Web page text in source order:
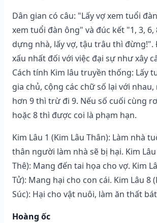
Dân gian có câu: "Lấy vợ xem tuổi
xem tuổi đàn ông" và đúc kết "1, 3, 6,
dựng nhà, lấy vợ, tậu trâu thì đừng!".
xấu nhất đối với việc đại sự như xây
Cách tính Kim lâu truyền thống: Lấy
gia chủ, cộng các chữ số lại với
hơn 9 thì trừ đi 9. Nếu số cuối cùng
hoặc 8 thì được coi là phạm hạn.
Kim Lâu 1 (Kim Lâu Thân): Làm nhà
thân người làm nhà sẽ bị hại. Kim Lâu
Thê): Mang đến tai họa cho vợ. Kim
Tử): Mang hại cho con cái. Kim Lâu 8
Súc): Hại cho vật nuôi, làm ăn thất
Hoàng ốc